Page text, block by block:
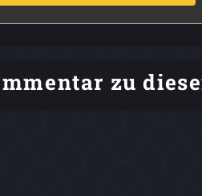
zu